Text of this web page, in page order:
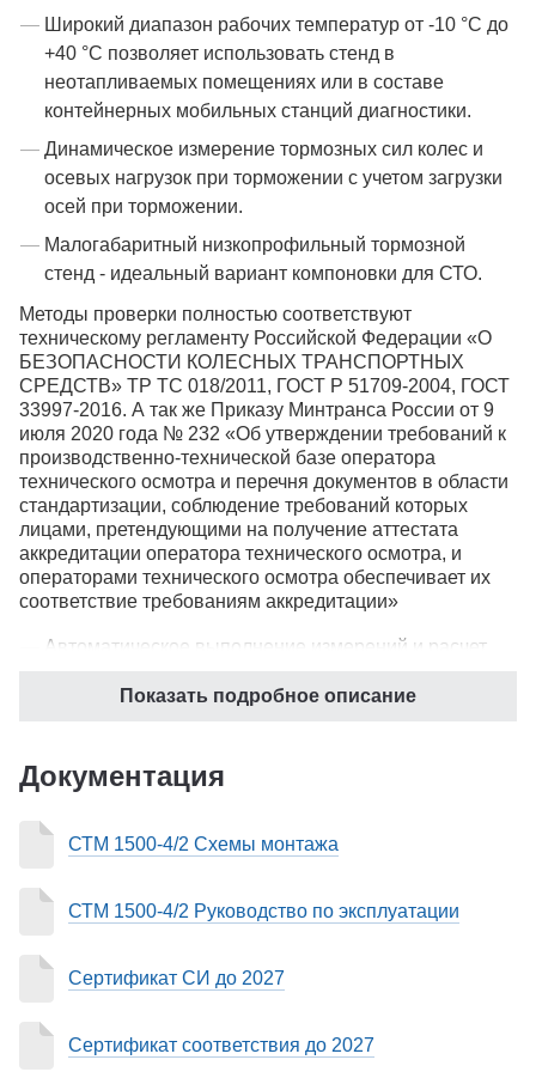
Широкий диапазон рабочих температур от -10 °С до
+40 °С позволяет использовать стенд в
неотапливаемых помещениях или в составе
контейнерных мобильных станций диагностики.
Динамическое измерение тормозных сил колес и
осевых нагрузок при торможении с учетом загрузки
осей при торможении.
Малогабаритный низкопрофильный тормозной
стенд - идеальный вариант компоновки для СТО.
Методы проверки полностью соответствуют
техническому регламенту Российской Федерации «О
БЕЗОПАСНОСТИ КОЛЕСНЫХ ТРАНСПОРТНЫХ
СРЕДСТВ» ТР ТС 018/2011, ГОСТ Р 51709-2004, ГОСТ
33997-2016. А так же Приказу Минтранса России от 9
июля 2020 года № 232 «Об утверждении требований к
производственно-технической базе оператора
технического осмотра и перечня документов в области
стандартизации, соблюдение требований которых
лицами, претендующими на получение аттестата
аккредитации оператора технического осмотра, и
операторами технического осмотра обеспечивает их
соответствие требованиям аккредитации»
Автоматическое выполнение измерений и расчет
и согласно требований приказа Министерства
характеристик средств технического
показателям: тормозная сила, развиваемая
на ось АТС; усилие, прикладываемое к органам
имитируемая скорость движения автомобиля.
графической интерпретации на экране монитора и
информационном табло.
Показать подробное описание
Документация
СТМ 1500-4/2 Схемы монтажа
СТМ 1500-4/2 Руководство по эксплуатации
Сертификат СИ до 2027
Сертификат соответствия до 2027